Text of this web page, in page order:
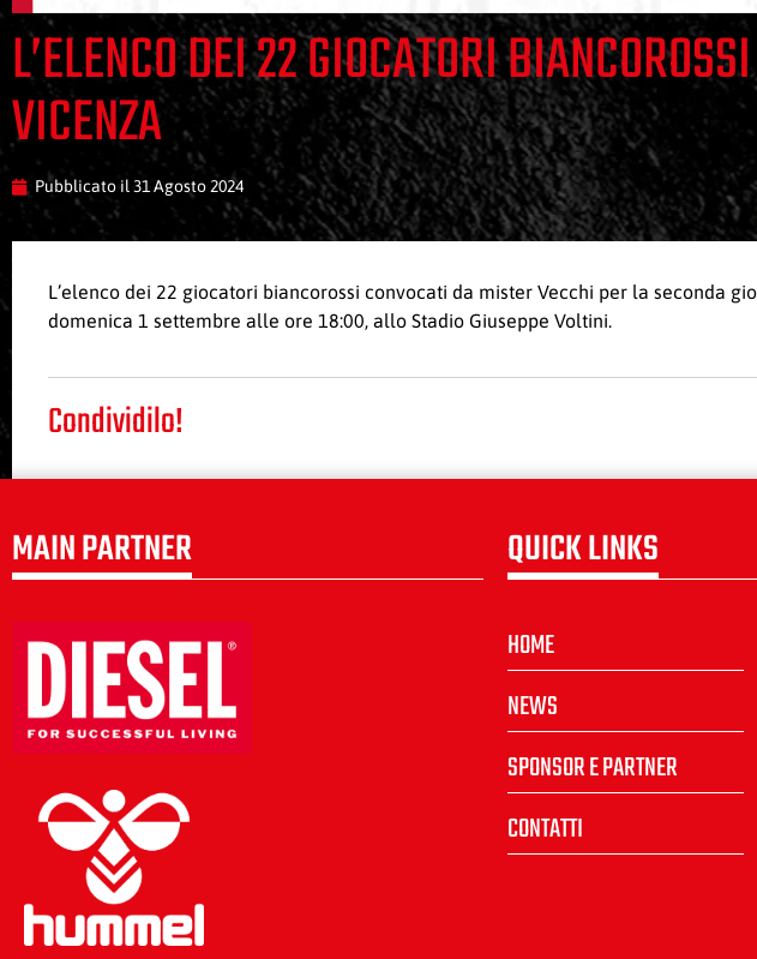
L’ELENCO DEI 22 GIOCATORI
VICENZA
Pubblicato il31 Agosto 2024
L’elenco dei 22 giocatori biancorossi convocati da mister Vecchi per la seconda
domenica 1 settembre alle ore 18:00, allo Stadio Giuseppe Voltini.
Condividilo!
MAIN PARTNER QUICK LINKS
HOME
NEWS
SPONSOR E PARTNER
CONTATTI